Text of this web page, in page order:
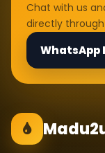
Chat with us
directly
WhatsApp